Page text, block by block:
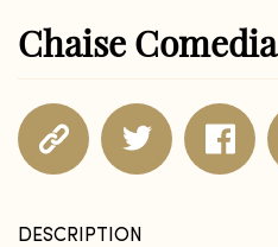
Chaise Comedia
DESCRIPTION